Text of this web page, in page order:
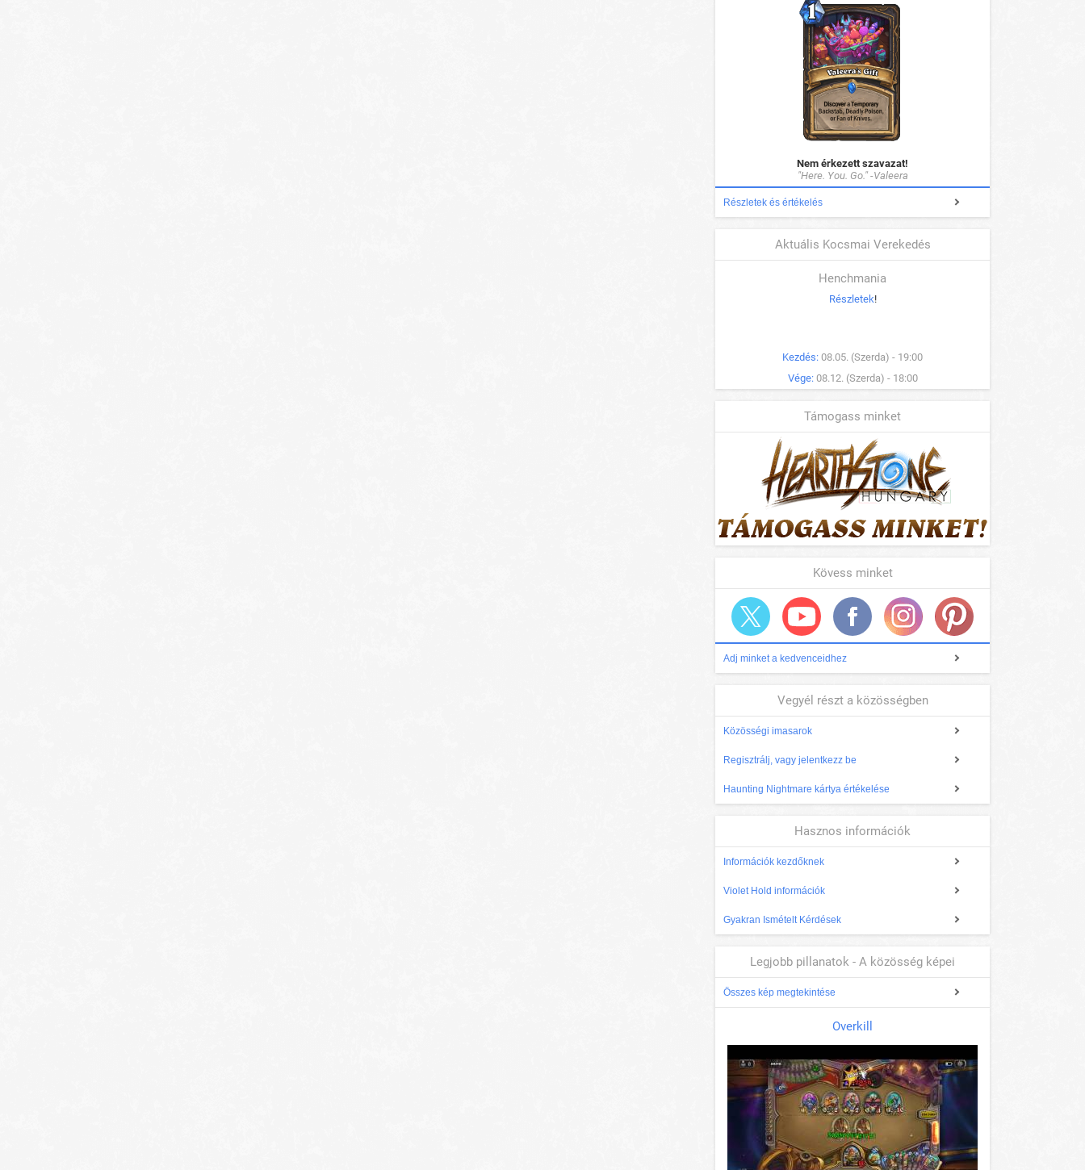
Nem érkezett szavazat!
"Here. You. Go." -Valeera
Részletek és értékelés
Aktuális Kocsmai Verekedés
Henchmania
Részletek!
Kezdés: 08.05. (Szerda) - 19:00
Vége: 08.12. (Szerda) - 18:00
Támogass minket
Kövess minket
Adj minket a kedvenceidhez
Vegyél részt a közösségben
Közösségi imasarok
Regisztrálj, vagy jelentkezz be
Haunting Nightmare kártya értékelése
Hasznos információk
Információk kezdőknek
Violet Hold információk
Gyakran Ismételt Kérdések
Legjobb pillanatok - A közösség képei
Összes kép megtekintése
Overkill